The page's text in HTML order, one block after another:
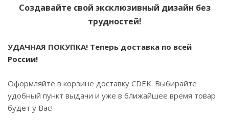
Создавайте свой эксклюзивный дизайн без
трудностей!
УДАЧНАЯ ПОКУПКА! Теперь доставка по всей
России!
Оформляйте в корзине доставку CDEK. Выбирайте
удобный пункт выдачи и уже в ближайшее время товар
будет у Вас!